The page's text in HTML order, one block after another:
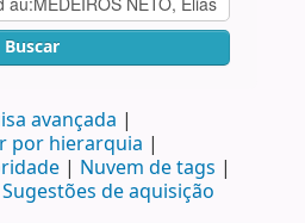
Buscar
avançada
por hierarquia
Nuvem de tags
Sugestões de aquisição